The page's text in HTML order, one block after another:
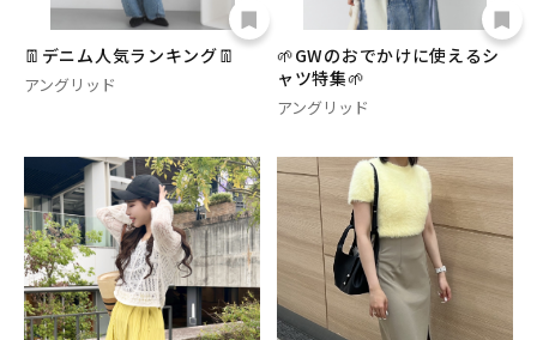
👖デニム人気ランキング👖
アングリッド
🌱GWのおでかけに使えるシ
ャツ特集🌱
アングリッド